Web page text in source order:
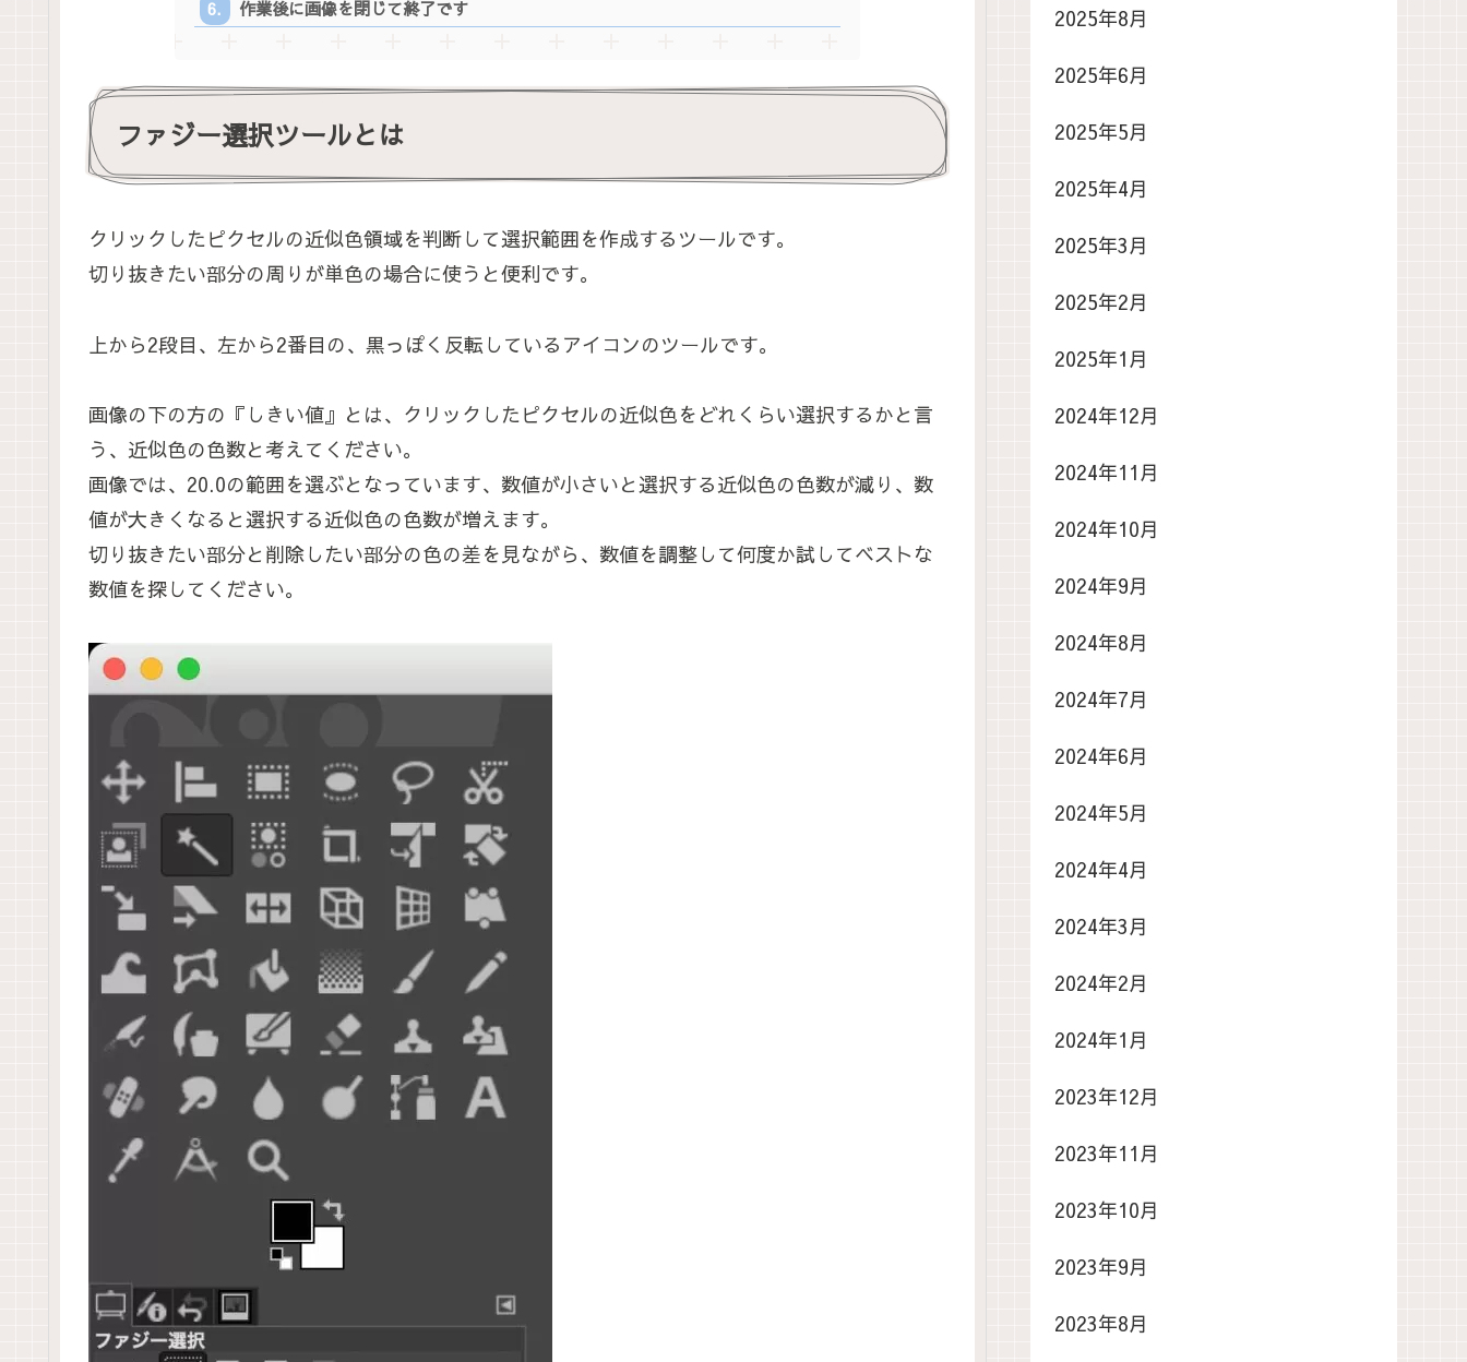
作業後に画像を閉じて終了です
ファジー選択ツールとは
クリックしたピクセルの近似色領域を判断して選択範囲を作成するツールです。
切り抜きたい部分の周りが単色の場合に使うと便利です。
上から2段目、左から2番目の、黒っぽく反転しているアイコンのツールです。
画像の下の方の『しきい値』とは、クリックしたピクセルの近似色をどれくらい選択するかと言
う、近似色の色数と考えてください。
画像では、20.0の範囲を選ぶとなっています、数値が小さいと選択する近似色の色数が減り、数
値が大きくなると選択する近似色の色数が増えます。
切り抜きたい部分と削除したい部分の色の差を見ながら、数値を調整して何度か試してベストな
数値を探してください。
2025年8月
2025年6月
2025年5月
2025年4月
2025年3月
2025年2月
2025年1月
2024年12月
2024年11月
2024年10月
2024年9月
2024年8月
2024年7月
2024年6月
2024年5月
2024年4月
2024年3月
2024年2月
2024年1月
2023年12月
2023年11月
2023年10月
2023年9月
2023年8月